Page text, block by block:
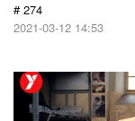
# 274
2021-03-12 14:53